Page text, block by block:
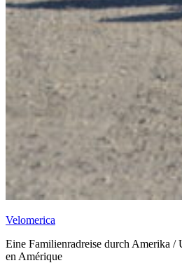
Velomerica
Eine Familienradreise durch Amerika /
en Amérique